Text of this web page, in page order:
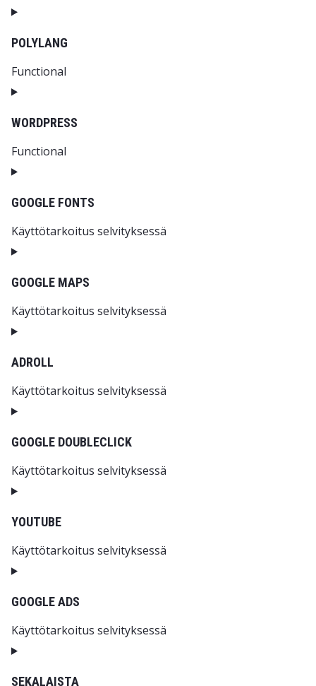
Consent to service google-analytics
POLYLANG
Functional
Consent to service polylang
WORDPRESS
Functional
Consent to service wordpress
GOOGLE FONTS
Käyttötarkoitus selvityksessä
Consent to service google-fonts
GOOGLE MAPS
Käyttötarkoitus selvityksessä
Consent to service google-maps
ADROLL
Käyttötarkoitus selvityksessä
Consent to service adroll
GOOGLE DOUBLECLICK
Käyttötarkoitus selvityksessä
Consent to service google-doubleclick
YOUTUBE
Käyttötarkoitus selvityksessä
Consent to service youtube
GOOGLE ADS
Käyttötarkoitus selvityksessä
Consent to service google-ads
SEKALAISTA